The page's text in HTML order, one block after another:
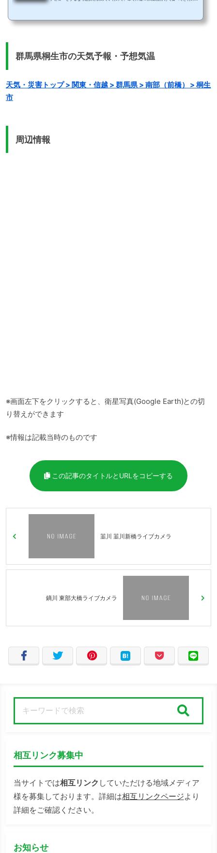
の前にあるので、無駄にドキドキと緊張してきた。午前9時頃到着したのですが、す
群馬県桐生市の天気予報・予想気温
天気・災害トップ > 関東・信越 > 群馬県 > 南部（前橋） > 桐生
市
周辺情報
※画面左下をクリックすると、衛星写真(Google Earth)との切
り替えができます
※情報は記載当時のものです
この記事のタイトルとURLをコピーする
韮川 韮川新橋ライブカメラ
鏑川 東部大橋ライブカメラ
相互リンク募集中
当サイトでは相互リンク していただける地域メディア
様を募集しております。詳細は相互リンクページより
詳細をご確認ください。
お知らせ